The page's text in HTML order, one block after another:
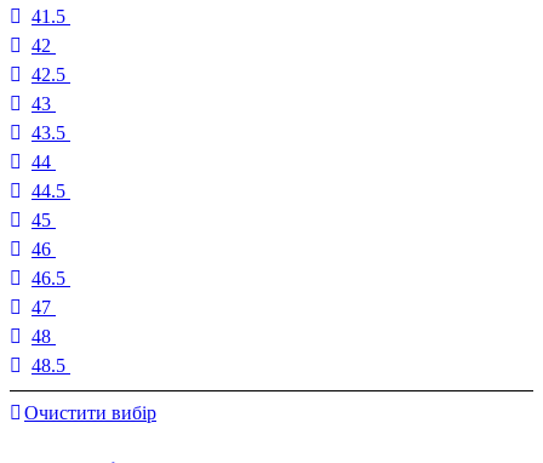
41.5
42
42.5
43
43.5
44
44.5
45
46
46.5
47
48
48.5
Очистити вибір